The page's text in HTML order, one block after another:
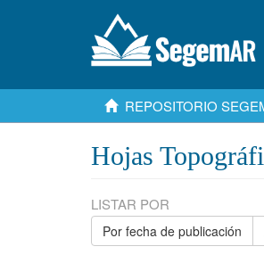
REPOSITORIO
Hojas
LISTAR POR
Por fecha de publicación